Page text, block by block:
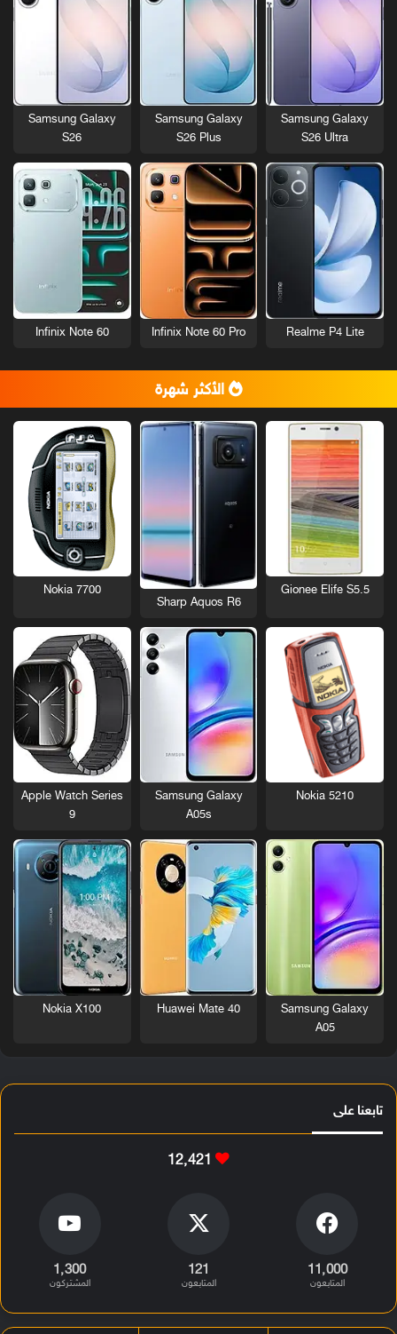
Samsung Galaxy
S26 Ultra
Samsung Galaxy
S26 Plus
Samsung Galaxy
S26
Realme P4 Lite
Infinix Note 60 Pro
Infinix Note 60
الأكثر شهرة
Gionee Elife S5.5
Sharp Aquos R6
Nokia 7700
Nokia 5210
Samsung Galaxy
A05s
Apple Watch Series
9
Samsung Galaxy
A05
Huawei Mate 40
Nokia X100
تابعنا على
12٬421
11٬000
المتابعون
121
المتابعون
1٬300
المشتركون